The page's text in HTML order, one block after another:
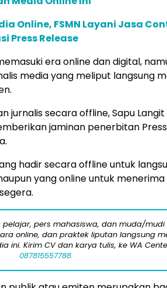
Online, FSMN Layani Jasa
Press Release
era online dan digital,
media yang meliput langsung
jurnalis secara offline, Sapu Langit
jaminan penerbitan
hadir secara offline untuk
yang online untuk menerima
pelajar, pers mahasiswa, dan muda/mudi
online, dan praktek liputan langsung
ini. Kirim CV dan karya tulis, ke WA
087815557788.